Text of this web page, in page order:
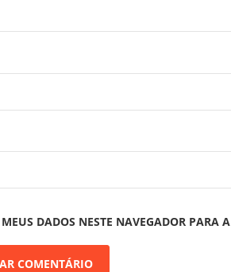
DADOS NESTE NAVEGADOR PARA